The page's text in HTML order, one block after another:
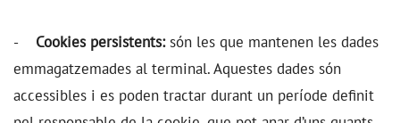
- Cookies persistents:són les que mantenen les dades
emmagatzemades al terminal. Aquestes dades són
accessibles i es poden tractar durant un període definit